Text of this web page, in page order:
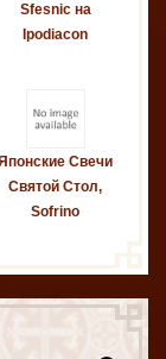
Sfesnic на
Ipodiacon
Свечи
Святой Стол,
Sofrino